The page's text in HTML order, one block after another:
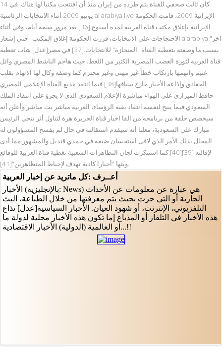
كان ثالث صحفي للقناة يتم طرده من إيران منذ أن افتتحت مكتبا لها هناك. في 14
يونيو 2009 أثناء الانتخابات الرئاسية al arabiya live الإيرانية 2009، قامت الحكومة
الإيرانية بإغلاق مكتب قناة العربية لمدة أسبوع.[36] بعد مرور سبعة أيام، وفي أثناء
الاحتجاجات على الانتخابات، قررت الحكومة إغلاق المكتب "حتى إشعار alarabiya آخر"
بسبب ما وصفته بتغطية القناة "المنحازة" للانتخابات.[37] في مصر[عدل] شاب تغطية
قناة العربية لثورة الغضب المصرية الكثير من اللغط، حيث هاجم الناشط المصري وائل
غنيم واتهمها بارتكاب خطأ غير مهني وغير محترم كما وصفه وكال لها الاتهام بقلب
الحقائق وإذاعة الأخبار خارج سياقها[38].فيما انتقد مذيع القناة الإعلامي المصري
حافظ الميرازي على الهواء مباشرة الإعلام السعودي الذي لا يجرؤ على انتقاد الملك
السعودي فيما يبيح لنفسه انتقاد بقية الرؤساء، العربية مباشر بث مباشر وأعلن أنه
سيخصص حلقة من برنامجه من القا اخبار قناة الجزيرة هرة لتناول أثر تنحي الرئيس
مبارك على السعودية، معلنا أنه سيقدم استقالته في حال لم يفسح المسؤولون له
المجال بذلك الأمر الذي لاقى استحسان ضيفه في حمدي قنديل والمشهور مما أدى
لإقالته [39][40].كما استنكرت لجان التظاهرات الشعبية تغطية قناة العربية للوقائع
وبثها "أخبارا كاذبة تهدف لإحباط المتظاهرين"[41].